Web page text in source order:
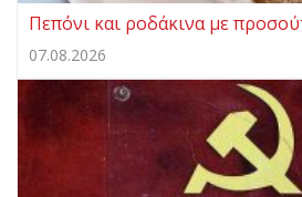
Πεπόνι και ροδάκινα με
07.08.2026